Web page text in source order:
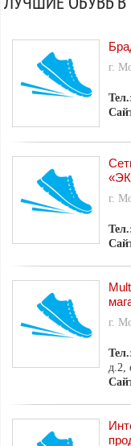
г.
г.
г.
д.2,